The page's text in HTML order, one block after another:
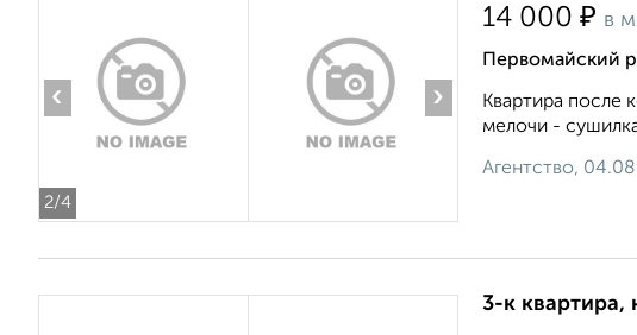
2/4
‹ ›
14 000 ₽ в
Первомайский
Квартира после
мелочи -
Агентство,
3-к квартира,